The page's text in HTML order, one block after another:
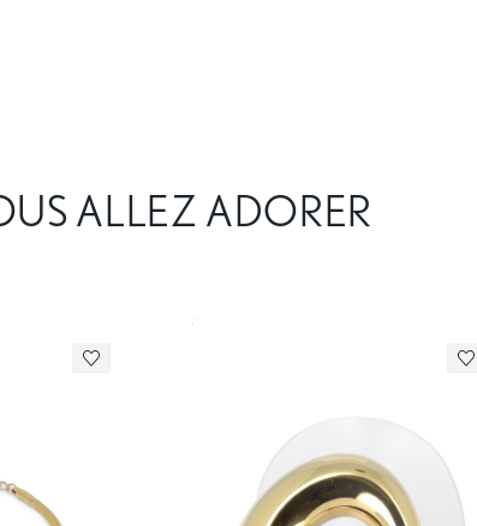
ALLEZ ADORER